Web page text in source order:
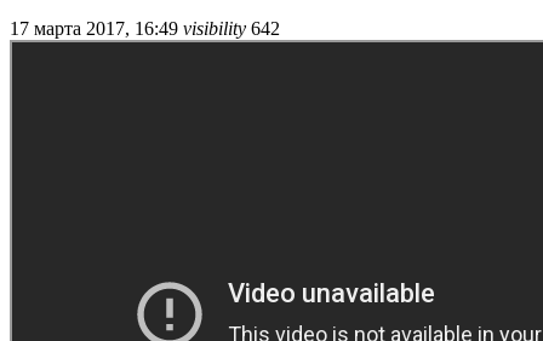
17 марта 2017, 16:49 visibility 642